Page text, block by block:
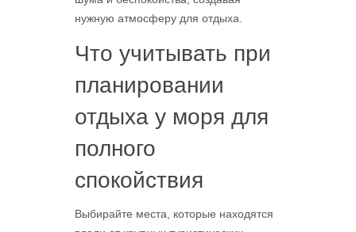
нужную атмосферу для отдыха.
Что учитывать при
планировании
отдыха у моря для
полного
спокойствия
Выбирайте места, которые находятся